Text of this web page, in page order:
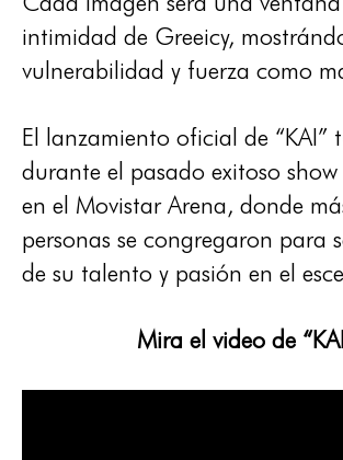
intimidad de Greeicy,
vulnerabilidad y fuerza como
El lanzamiento oficial de “KAI”
durante el pasado exitoso
en el Movistar Arena, donde
personas se congregaron para
de su talento y pasión en el
Mira el video de